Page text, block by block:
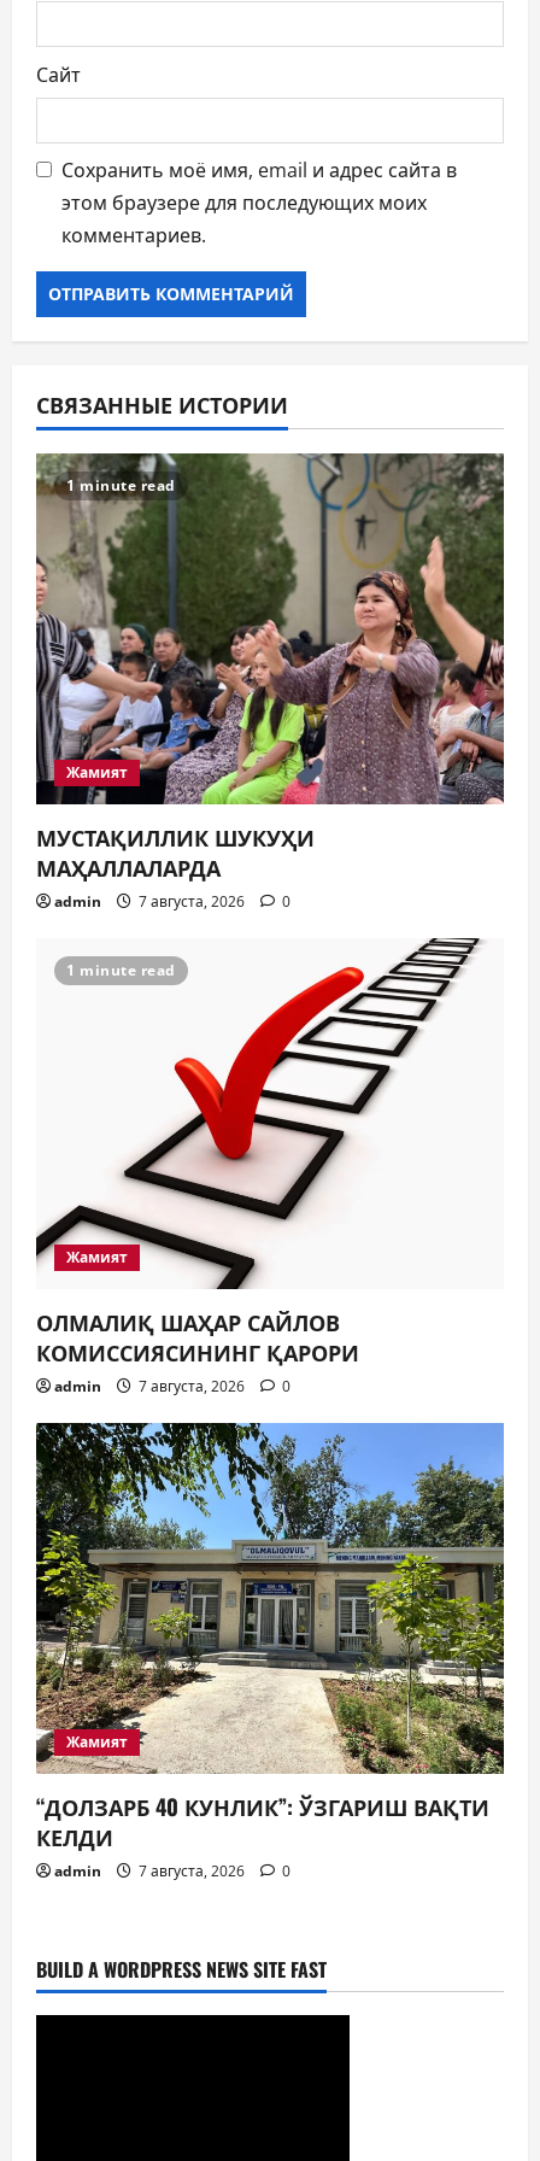
Сайт
Сохранить моё имя, email и адрес сайта в
этом браузере для последующих моих
комментариев.
СВЯЗАННЫЕ ИСТОРИИ
1 minute read
Жамият
МУСТАҚИЛЛИК ШУКУҲИ
МАҲАЛЛАЛАРДА
admin 7 августа, 2026 0
1 minute read
Жамият
ОЛМАЛИҚ ШАҲАР САЙЛОВ
КОМИССИЯСИНИНГ ҚАРОРИ
admin 7 августа, 2026 0
Жамият
“ДОЛЗАРБ 40 КУНЛИК”: ЎЗГАРИШ ВАҚТИ
КЕЛДИ
admin 7 августа, 2026 0
BUILD A WORDPRESS NEWS SITE FAST